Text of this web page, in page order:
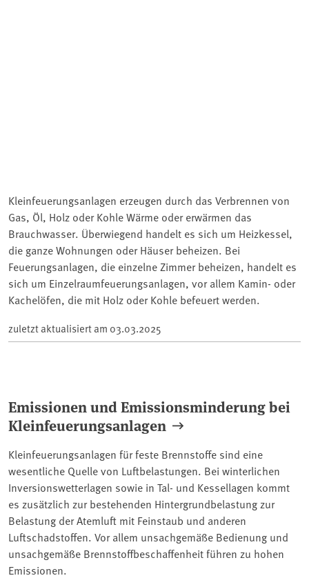
Kleinfeuerungsanlagen erzeugen durch das Verbrennen von
Gas, Öl, Holz oder Kohle Wärme oder erwärmen das
Brauchwasser. Überwiegend handelt es sich um Heizkessel,
die ganze Wohnungen oder Häuser beheizen. Bei
Feuerungsanlagen, die einzelne Zimmer beheizen, handelt es
sich um Einzelraumfeuerungsanlagen, vor allem Kamin- oder
Kachelöfen, die mit Holz oder Kohle befeuert werden.
zuletzt aktualisiert am 03.03.2025
Emissionen und Emissionsminderung bei
Kleinfeuerungsanlagen
Kleinfeuerungsanlagen für feste Brennstoffe sind eine
wesentliche Quelle von Luftbelastungen. Bei winterlichen
Inversionswetterlagen sowie in Tal- und Kessellagen kommt
es zusätzlich zur bestehenden Hintergrundbelastung zur
Belastung der Atemluft mit Feinstaub und anderen
Luftschadstoffen. Vor allem unsachgemäße Bedienung und
unsachgemäße Brennstoffbeschaffenheit führen zu hohen
Emissionen.